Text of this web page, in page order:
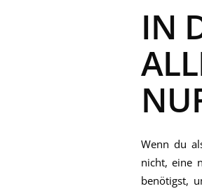
IN
Wenn du
nicht, eine
benötigst,